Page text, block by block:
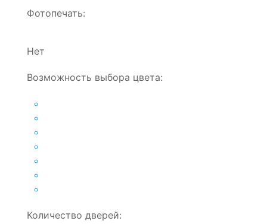
Фотопечать:
Нет
Возможность выбора цвета:
Количество дверей: